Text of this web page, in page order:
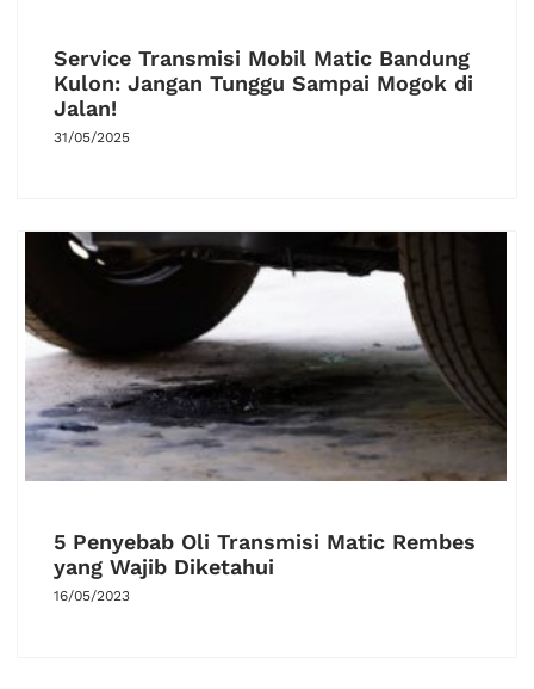
Service Transmisi Mobil Matic Bandung
Kulon: Jangan Tunggu Sampai Mogok di
Jalan!
31/05/2025
5 Penyebab Oli Transmisi Matic Rembes
yang Wajib Diketahui
16/05/2023